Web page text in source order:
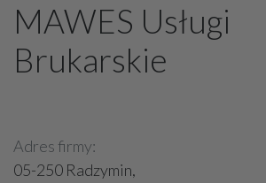
MAWES Usługi
Brukarskie
Adres firmy:
05-250 Radzymin,